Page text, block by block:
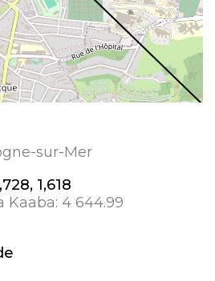
sur-Mer
1,618
Kaaba: 4 644.99